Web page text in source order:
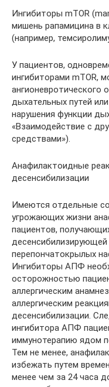
Ингибиторы mTOR
мишень рапамицина в
(например,
У пациентов,
ингибиторами mTOR,
ангионевротического
дыхательных путей
нарушения функции
«Взаимодействие с
средствами»).
Анафилактоидные
десенсибилизации
Имеются отдельные
угрожающих жизни
пациентов,
перепончатокрылых
Ингибиторы АПФ
осторожностью
аллергическим
аллергическим
десенсибилизации.
ингибитора АПФ
иммунотерапию ядом
Тем не менее,
избежать путем
менее чем за 24 часа